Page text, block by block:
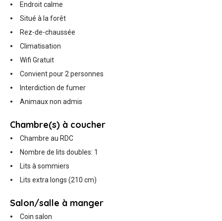
Endroit calme
Situé à la forêt
Rez-de-chaussée
Climatisation
Wifi Gratuit
Convient pour 2 personnes
Interdiction de fumer
Animaux non admis
Chambre(s) à coucher
Chambre au RDC
Nombre de lits doubles: 1
Lits à sommiers
Lits extra longs (210 cm)
Salon/salle à manger
Coin salon